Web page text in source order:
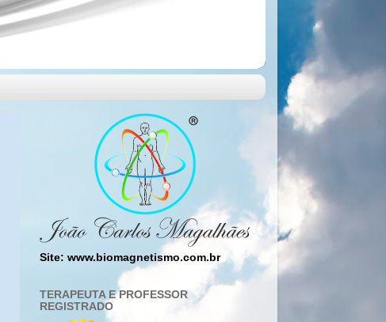
Site: www.biomagnetismo.com.br
TERAPEUTA E PROFESSOR
REGISTRADO